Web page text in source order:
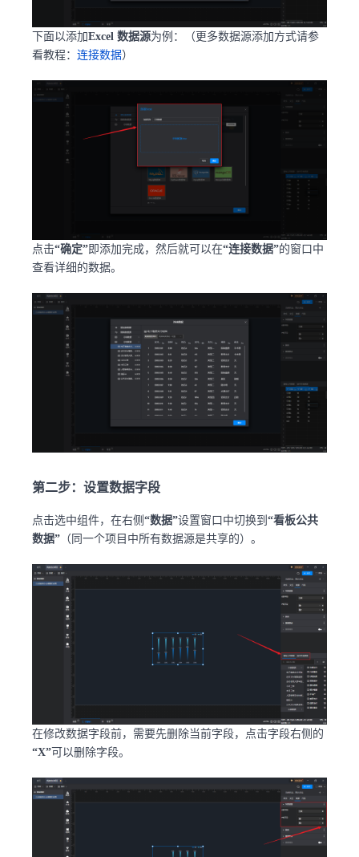
下面以添加Excel 数据源为例：（更多数据源添加方式请参
看教程： 连接数据）
点击“确定”即添加完成，然后就可以在“连接数据”的窗口中
查看详细的数据。
第二步：设置数据字段
点击选中组件，在右侧 “数据”设置窗口中切换到 “看板公共
数据” （同一个项目中所有数据源是共享的）。
在修改数据字段前，需要先删除当前字段，点击字段右侧的
“X”可以删除字段。